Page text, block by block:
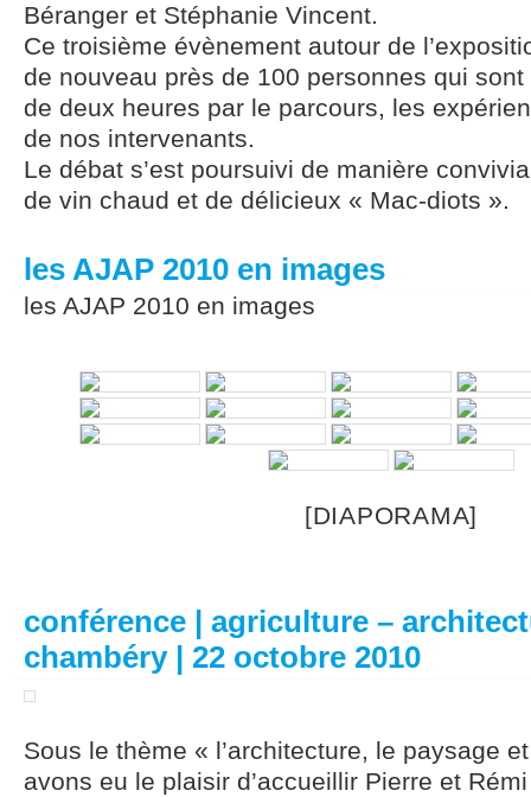
Béranger et Stéphanie Vincent.
Ce troisième évènement autour de
de nouveau près de 100 personnes qui
de deux heures par le parcours, les
de nos intervenants.
Le débat s’est poursuivi de manière
de vin chaud et de délicieux « Mac-diots ».
les AJAP 2010 en images
les AJAP 2010 en images
[DIAPORAMA]
conférence | agriculture –
chambéry | 22 octobre 2010
Sous le thème « l’architecture, le paysage
avons eu le plaisir d’accueillir Pierre et